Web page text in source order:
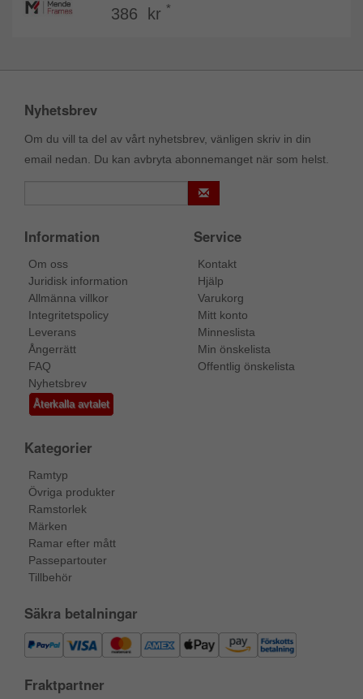
386 kr *
Nyhetsbrev
Om du vill ta del av vårt nyhetsbrev, vänligen skriv in din
email nedan. Du kan avbryta abonnemanget när som helst.
Information
Om oss
Juridisk information
Allmänna villkor
Integritetspolicy
Leverans
Ångerrätt
FAQ
Nyhetsbrev
Återkalla avtalet
Service
Kontakt
Hjälp
Varukorg
Mitt konto
Minneslista
Min önskelista
Offentlig önskelista
Kategorier
Ramtyp
Övriga produkter
Ramstorlek
Märken
Ramar efter mått
Passepartouter
Tillbehör
Säkra betalningar
Fraktpartner